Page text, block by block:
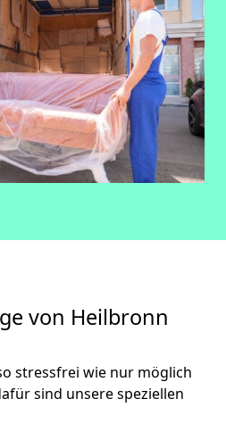
von Heilbronn
stressfrei wie nur möglich
sind unsere speziellen